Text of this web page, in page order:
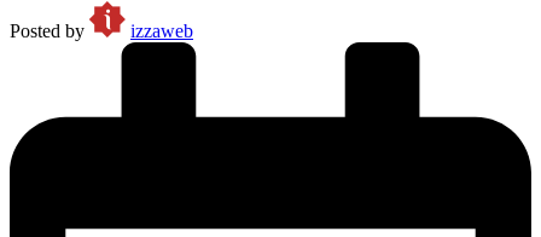
Posted by
izzaweb